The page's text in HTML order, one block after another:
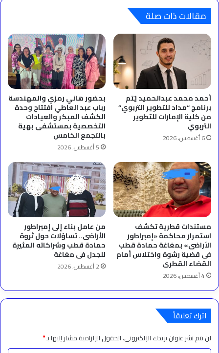
أيام
العيدمقالات ذات صلة
أحمد محمد عبدالحميد يُتم
برنامج “مداد للتطوير التربوي”
من كلية الإمارات للتطوير
التربوي
6 أغسطس، 2026
بحضور هاني رمزي والمهندسة
رباب عبد العاطي افتتاح وحدة
الكشف المبكر والعيادات
التخصصية بمستشفى بهية
بالتجمع الخامس
5 أغسطس، 2026
مستندات قطرية تكشف
استمرار محاكمة «إمبراطور
الأراضى» بمغاغة حمادة قطب
فى قضية رشوة واختلاس أمام
القضاء القطرى
4 أغسطس، 2026
من عامل بناء إلى إمبراطور
الأراضى.. تساؤلات حول ثروة
حمادة قطب وشراكاته المثيرة
للجدل فى مغاغة
2 أغسطس، 2026
اترك تعليقاً
لن يتم نشر عنوان بريدك الإلكتروني.الحقول الإلزامية مشار إليها بـ*